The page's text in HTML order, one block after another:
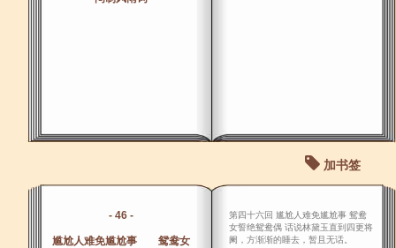
加书签
- 46 -
尴尬人难免尴尬事 鸳鸯女
第四十六回 尴尬人难免尴尬事 鸳鸯
女誓绝鸳鸯偶 话说林黛玉直到四更将
阑，方渐渐的睡去，暂且无话。